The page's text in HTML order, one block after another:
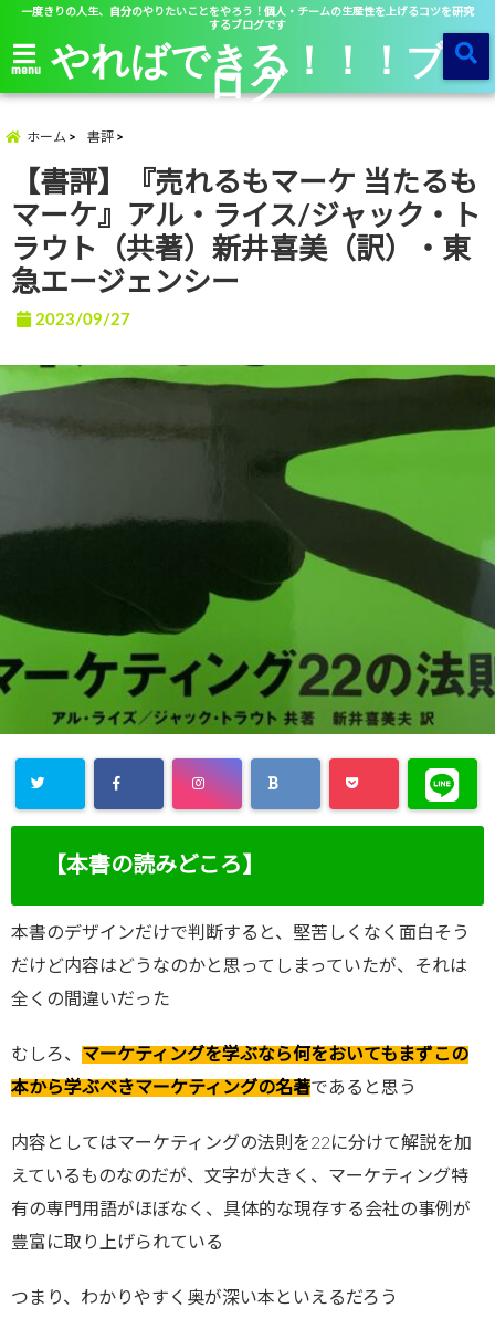
一度きりの人生、自分のやりたいことをやろう！個人・チームの生産性を上げるコツを研究
するブログです
menu やればできる！！！ブ
ログ
ホーム 書評
【書評】『売れるもマーケ 当たるも
マーケ』アル・ライス/ジャック・ト
ラウト（共著）新井喜美（訳）・東
急エージェンシー
2023/09/27
【本書の読みどころ】
本書のデザインだけで判断すると、堅苦しくなく面白そう
だけど内容はどうなのかと思ってしまっていたが、それは
全くの間違いだった
むしろ、 マーケティングを学ぶなら何をおいてもまずこの
本から学ぶべきマーケティングの名著であると思う
内容としてはマーケティングの法則を22に分けて解説を加
えているものなのだが、文字が大きく、マーケティング特
有の専門用語がほぼなく、具体的な現存する会社の事例が
豊富に取り上げられている
つまり、わかりやすく奥が深い本といえるだろう